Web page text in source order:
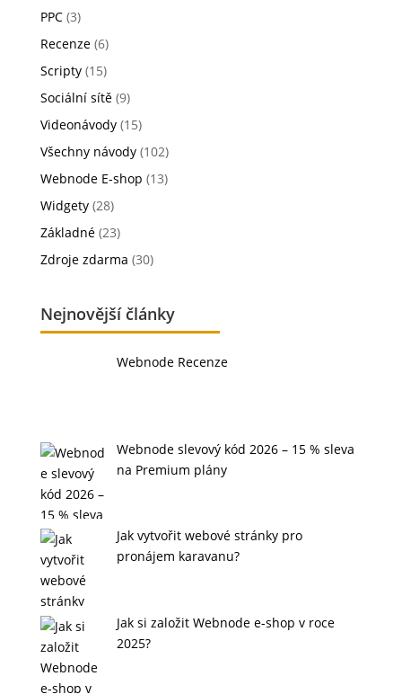
PPC(3)
Recenze(6)
Scripty(15)
Sociální sítě(9)
Videonávody(15)
Všechny návody(102)
Webnode E-shop (13)
Widgety(28)
Základné(23)
Zdroje zdarma (30)
Nejnovější články
Webnode Recenze
Webnode slevový kód 2026 – 15 % sleva
na Premium plány
Jak vytvořit webové stránky pro
pronájem karavanu?
Jak si založit Webnode e-shop v roce
2025?